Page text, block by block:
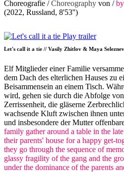
Choreografie /Choreography von /by
(2022, Russland, 8'53'')
Let's call it a tie // Vasily Zhitlov & Maya
Elf Mitglieder einer Familie
dem Dach des elterlichen Hauses zu
Beisammensein an einem Tisch.
wird, gehen sie durch die Abfolge
Zerrissenheit, die gläserne
wachsende Kluft zwischen ihnen
und insbesondere der Mutter
family gather around a table in the
their parents' house for a happy get-
they go through the sequence of
glassy fragility of the gang and the
under the dominance of the parents